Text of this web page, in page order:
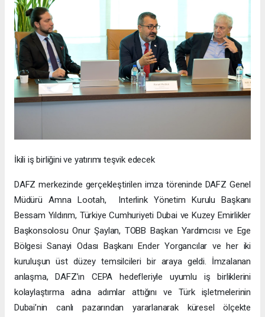
İkili iş birliğini ve yatırımı teşvik edecek
DAFZ merkezinde gerçekleştirilen imza töreninde DAFZ Genel
Müdürü Amna Lootah, Interlink Yönetim Kurulu Başkanı
Bessam Yıldırım, Türkiye Cumhuriyeti Dubai ve Kuzey Emirlikler
Başkonsolosu Onur Şaylan, TOBB Başkan Yardımcısı ve Ege
Bölgesi Sanayi Odası Başkanı Ender Yorgancılar ve her iki
kuruluşun üst düzey temsilcileri bir araya geldi. İmzalanan
anlaşma, DAFZ’ın CEPA hedefleriyle uyumlu iş birliklerini
kolaylaştırma adına adımlar attığını ve Türk işletmelerinin
Dubai’nin canlı pazarından yararlanarak küresel ölçekte